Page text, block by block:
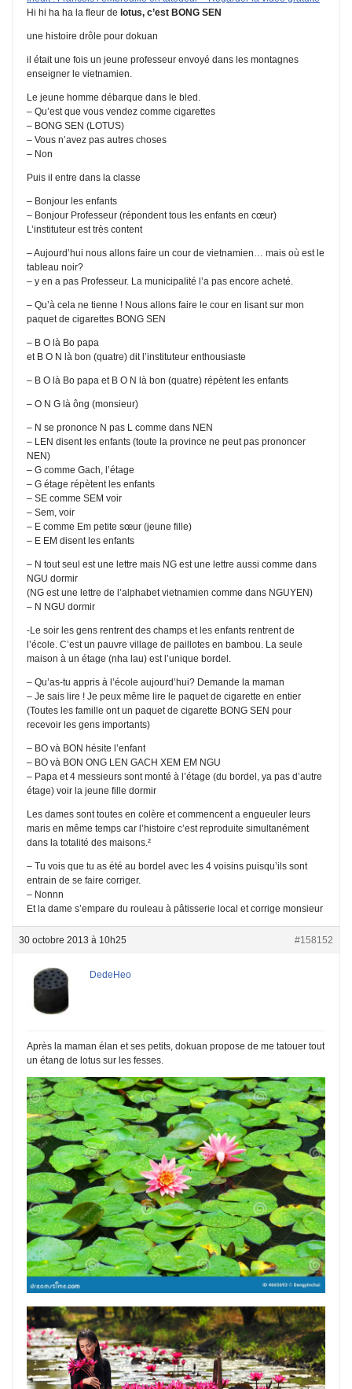
Hi hi ha ha la fleur de lotus, c’est BONG SEN
une histoire drôle pour dokuan
il était une fois un jeune professeur envoyé dans les montagnes
enseigner le vietnamien.
Le jeune homme débarque dans le bled.
– Qu’est que vous vendez comme cigarettes
– BONG SEN (LOTUS)
– Vous n’avez pas autres choses
– Non
Puis il entre dans la classe
– Bonjour les enfants
– Bonjour Professeur (répondent tous les enfants en cœur)
L’instituteur est très content
– Aujourd’hui nous allons faire un cour de vietnamien… mais où est le
tableau noir?
– y en a pas Professeur. La municipalité l’a pas encore acheté.
– Qu’à cela ne tienne ! Nous allons faire le cour en lisant sur mon
paquet de cigarettes BONG SEN
– B O là Bo papa
et B O N là bon (quatre) dit l’instituteur enthousiaste
– B O là Bo papa et B O N là bon (quatre) répètent les enfants
– O N G là ông (monsieur)
– N se prononce N pas L comme dans NEN
– LEN disent les enfants (toute la province ne peut pas prononcer
NEN)
– G comme Gach, l’étage
– G étage répètent les enfants
– SE comme SEM voir
– Sem, voir
– E comme Em petite sœur (jeune fille)
– E EM disent les enfants
– N tout seul est une lettre mais NG est une lettre aussi comme dans
NGU dormir
(NG est une lettre de l’alphabet vietnamien comme dans NGUYEN)
– N NGU dormir
-Le soir les gens rentrent des champs et les enfants rentrent de
l’école. C’est un pauvre village de paillotes en bambou. La seule
maison à un étage (nha lau) est l’unique bordel.
– Qu’as-tu appris à l’école aujourd’hui? Demande la maman
– Je sais lire ! Je peux même lire le paquet de cigarette en entier
(Toutes les famille ont un paquet de cigarette BONG SEN pour
recevoir les gens importants)
– BO và BON hésite l’enfant
– BO và BON ONG LEN GACH XEM EM NGU
– Papa et 4 messieurs sont monté à l’étage (du bordel, ya pas d’autre
étage) voir la jeune fille dormir
Les dames sont toutes en colère et commencent a engueuler leurs
maris en même temps car l’histoire c’est reproduite simultanément
dans la totalité des maisons.²
– Tu vois que tu as été au bordel avec les 4 voisins puisqu’ils sont
entrain de se faire corriger.
– Nonnn
Et la dame s’empare du rouleau à pâtisserie local et corrige monsieur
30 octobre 2013 à 10h25 #158152
DedeHeo
Après la maman élan et ses petits, dokuan propose de me tatouer tout
un étang de lotus sur les fesses.